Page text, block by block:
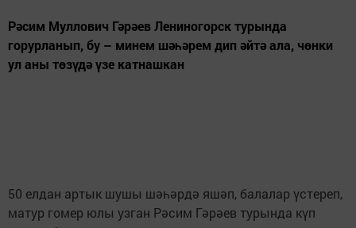
Рәсим Муллович Гәрәев Лениногорск турында
горурланып, бу – минем шәһәрем дип әйтә ала, чөнки
ул аны төзүдә үзе катнашкан
50 елдан артык шушы шәһәрдә яшәп, балалар үстереп,
матур гомер юлы узган Рәсим Гәрәев турында күп